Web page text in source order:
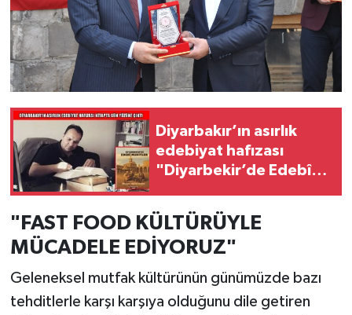
Diyarbakır’ın asırlık
edebiyat hafızası
"Diyarbekir’de Edebî
yüzüne çıktı
"FAST FOOD KÜLTÜRÜYLE
MÜCADELE EDİYORUZ"
Geleneksel mutfak kültürünün günümüzde bazı
tehditlerle karşı karşıya olduğunu dile getiren